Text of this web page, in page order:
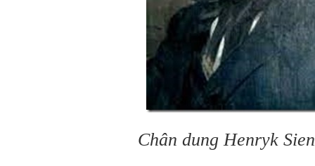
Chân dung Henryk